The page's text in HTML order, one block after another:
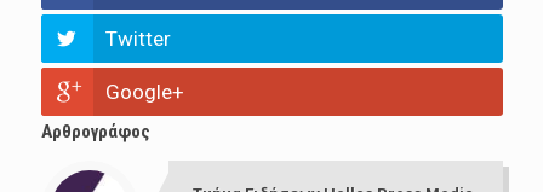
Twitter
Google+
Αρθρογράφος